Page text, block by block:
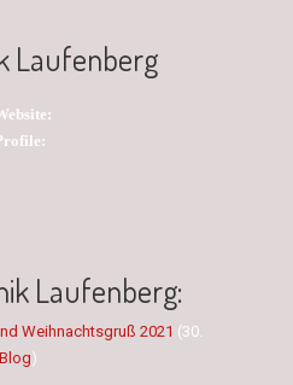
Laufenberg
Laufenberg:
Weihnachtsgruß 2021 (30.
Blog)